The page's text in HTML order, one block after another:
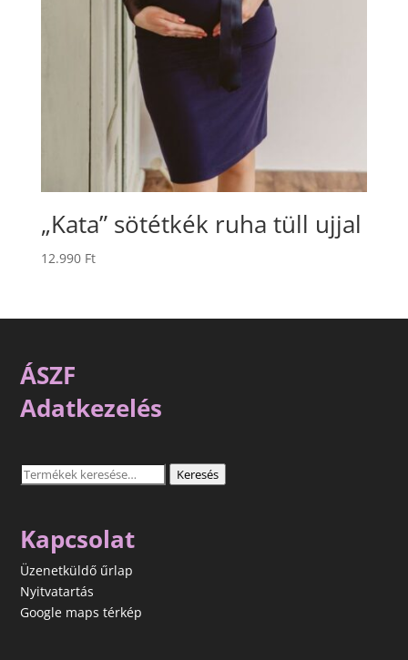
„Kata” sötétkék ruha tüll ujjal
12.990 Ft
ÁSZF
Adatkezelés
Keresés
Keresés
Kapcsolat
Üzenetküldő űrlap
Nyitvatartás
Google maps térkép